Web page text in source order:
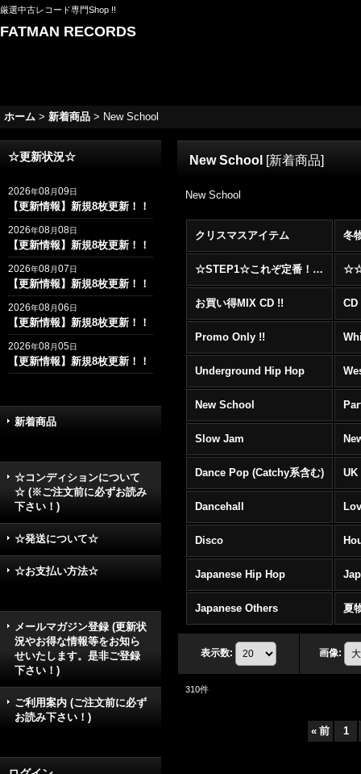
厳選中古レコード専門Shop !!
FATMAN RECORDS
ホーム > 新着商品 > New School
☆更新状況☆
2026年08月09日
【更新情報】新規8枚更新！！
2026年08月08日
【更新情報】新規8枚更新！！
2026年08月07日
【更新情報】新規8枚更新！！
2026年08月06日
【更新情報】新規8枚更新！！
2026年08月05日
【更新情報】新規8枚更新！！
新着商品
☆コンディションについて
☆ (※ご注文前に必ずお読み
下さい！)
☆発送について☆
☆お支払い方法☆
メールマガジン登録 (更新状
況やお得な情報等をお知ら
せいたします。是非ご登録
下さい！)
ご利用案内 (ご注文前に必ず
お読み下さい！)
New School [新着商品]
New School
クリスマスアイテム 冬
☆STEP1☆これぞ定番！！まずはここから！2000年代R&BフロアヒットBest 100 !!!
お買い得MIX CD !!
Promo Only !!
Underground Hip Hop
New School
Slow Jam
Dance Pop (Catchy系含む) UK
Dancehall
Disco
Japanese Hip Hop
Japanese Others 夏
表示数: 画像:
310件
« 前 1